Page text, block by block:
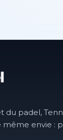
du padel,
envie :